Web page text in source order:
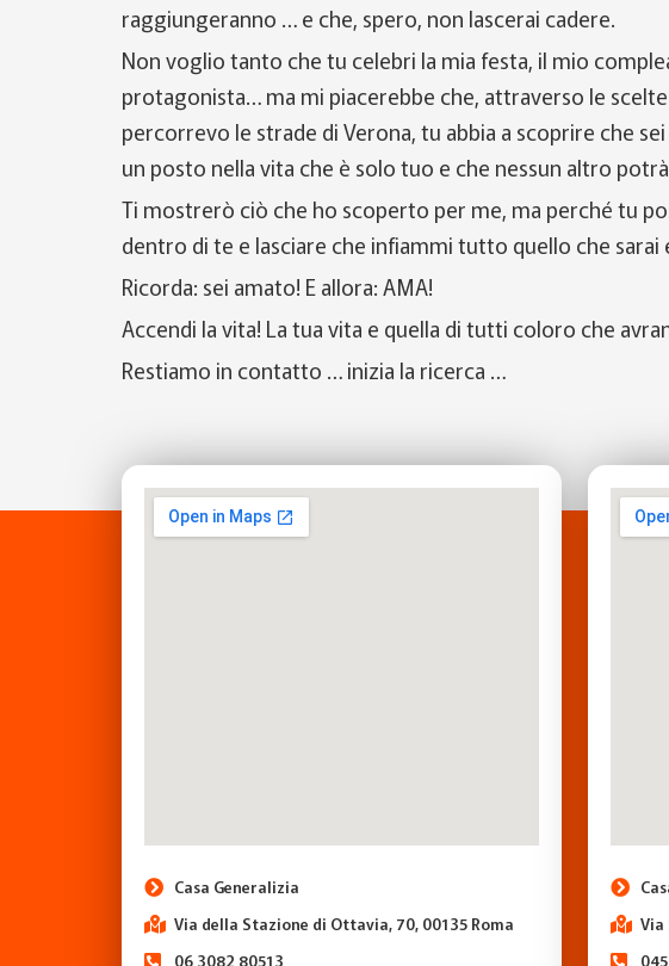
raggiungeranno … e che, spero, non lascerai cadere.
Non voglio tanto che tu celebri la mia festa, il mio
protagonista… ma mi piacerebbe che, attraverso le
percorrevo le strade di Verona, tu abbia a scoprire che sei
un posto nella vita che è solo tuo e che nessun altro
Ti mostrerò ciò che ho scoperto per me, ma perché tu
dentro di te e lasciare che infiammi tutto quello che sarai
Ricorda: sei amato! E allora: AMA!
Accendi la vita! La tua vita e quella di tutti coloro che
Restiamo in contatto … inizia la ricerca …
Casa Generalizia
Via della Stazione di Ottavia, 70, 00135 Roma
06 3082 80513
Via